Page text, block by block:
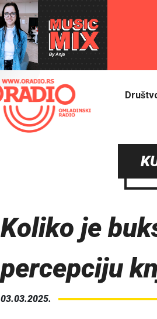
Koliko je
percepciju
03.03.2025.